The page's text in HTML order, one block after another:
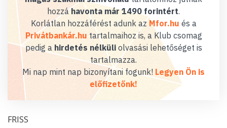
hozzáhavonta már 1490 forintért.
Korlátlan hozzáférést adunk az Mfor.hu és a
Privátbankár.hu tartalmaihoz is, a Klub csomag
pedig a hirdetés nélküliolvasási lehetőséget is
tartalmazza.
Mi nap mint nap bizonyítani fogunk! Legyen Ön is
előfizetőnk!
FRISS